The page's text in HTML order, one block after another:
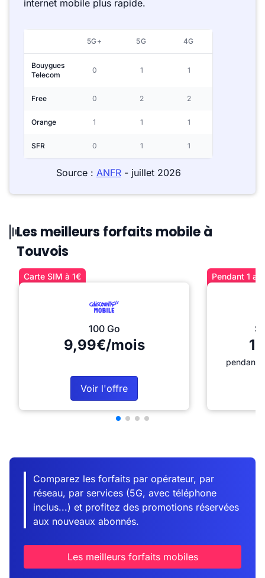
internet mobile plus rapide.
5G+ 5G 4G
Bouygues
Telecom
0 1 1
Free 0 2 2
Orange 1 1 1
SFR 0 1 1
Source : ANFR- juillet 2026
Les meilleurs forfaits mobile à
Touvois
Carte SIM à 1€
100 Go
9,99€/mois
Voir l'offre
Pendant 1
pendant
Comparez les forfaits par opérateur, par
réseau, par services (5G, avec téléphone
inclus...) et profitez des promotions réservées
aux nouveaux abonnés.
Les meilleurs forfaits mobiles